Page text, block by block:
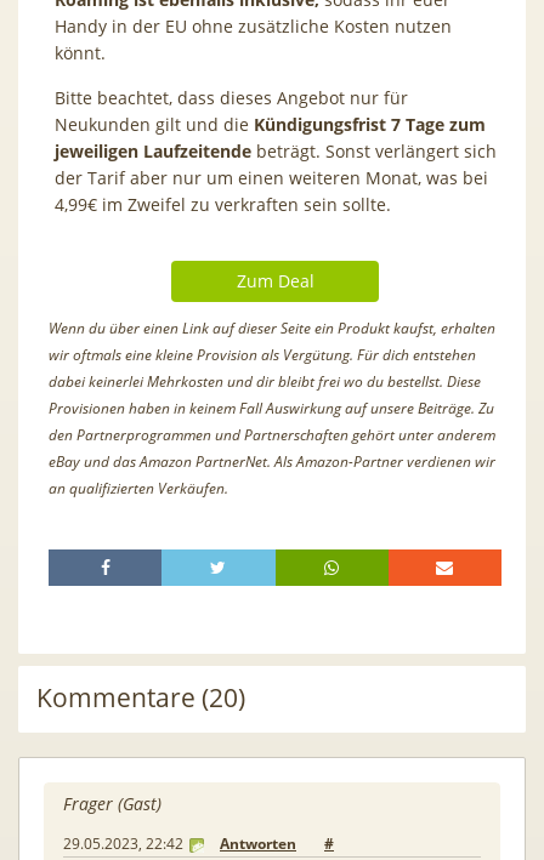
Handy in der EU ohne zusätzliche Kosten nutzen
könnt.
Bitte beachtet, dass dieses Angebot nur für
Neukunden gilt und die Kündigungsfrist 7 Tage zum
jeweiligen Laufzeitende beträgt. Sonst verlängert sich
der Tarif aber nur um einen weiteren Monat, was bei
4,99€ im Zweifel zu verkraften sein sollte.
Zum Deal
Wenn du über einen Link auf dieser Seite ein Produkt kaufst, erhalten
wir oftmals eine kleine Provision als Vergütung. Für dich entstehen
dabei keinerlei Mehrkosten und dir bleibt frei wo du bestellst. Diese
Provisionen haben in keinem Fall Auswirkung auf unsere Beiträge. Zu
den Partnerprogrammen und Partnerschaften gehört unter anderem
eBay und das Amazon PartnerNet. Als Amazon-Partner verdienen wir
an qualifizierten Verkäufen.
Kommentare (20)
Frager (Gast)
29.05.2023, 22:42 Antworten #